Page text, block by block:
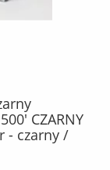
CZARNY
- czarny /
307730 /